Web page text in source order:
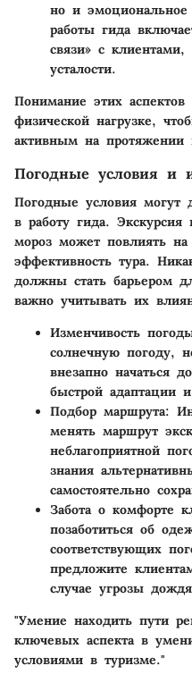
но и эмоциональное
работы гида
связи» с клиентами,
усталости.
Понимание этих
физической нагрузке,
активным на протяжении
Погодные условия и
Погодные условия могут
в работу гида.
мороз может повлиять на
эффективность тура.
должны стать барьером
важно учитывать их
Изменчивость
солнечную погоду,
внезапно начаться
быстрой адаптации
Подбор маршрута:
менять маршрут
неблагоприятной
знания
самостоятельно
Забота о комфорте
позаботиться об
соответствующих
предложите
случае угрозы
"Умение находить пути
ключевых аспекта в
условиями в туризме."